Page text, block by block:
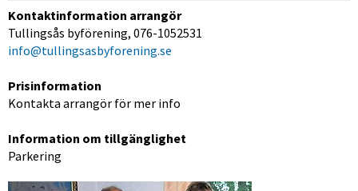
Kontaktinformation arrangör
Tullingsås byförening, 076-1052531
info@tullingsasbyforening.se
Prisinformation
Kontakta arrangör för mer info
Information om tillgänglighet
Parkering
Förstora bilden